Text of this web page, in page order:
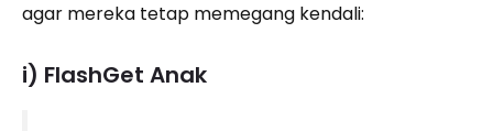
agar mereka tetap memegang kendali:
i) FlashGet Anak